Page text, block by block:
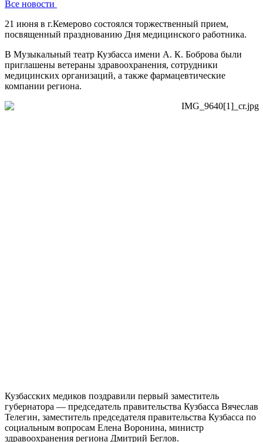
Все новости
21 июня в г.Кемерово состоялся торжественный прием,
посвященный празднованию Дня медицинского работника.
В Музыкальный театр Кузбасса имени А. К. Боброва были
приглашены ветераны здравоохранения, сотрудники
медицинских организаций, а также фармацевтические
компании региона.
Кузбасских медиков поздравили первый заместитель
губернатора — председатель правительства Кузбасса Вячеслав
Телегин, заместитель председателя правительства Кузбасса по
социальным вопросам Елена Воронина, министр
здравоохранения региона Дмитрий Беглов.